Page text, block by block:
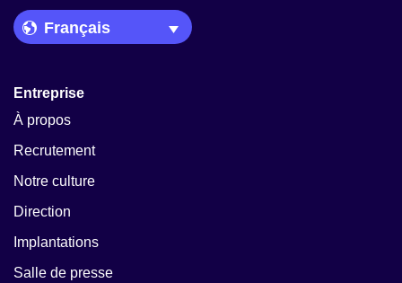
Language Picker
Entreprise
À propos
Recrutement
Notre culture
Direction
Implantations
Salle de presse